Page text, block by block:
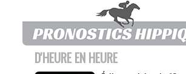
D'HEURE EN HEURE